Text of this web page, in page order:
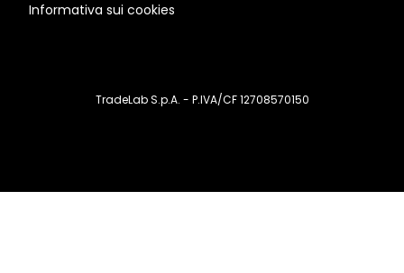
Informativa sui cookies
TradeLab S.p.A. - P.IVA/CF 12708570150